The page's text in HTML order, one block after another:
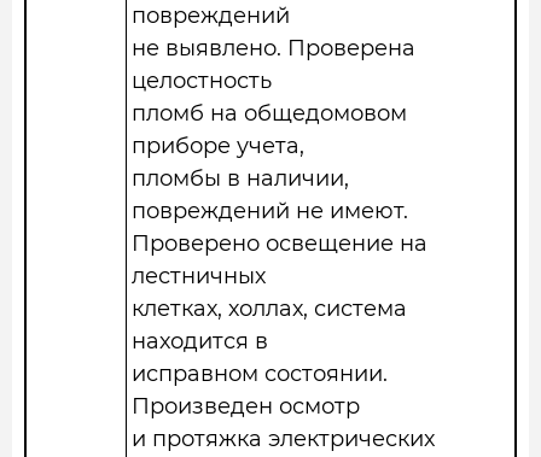
повреждений
не выявлено. Проверена
целостность
пломб на общедомовом
приборе учета,
пломбы в наличии,
повреждений не имеют.
Проверено освещение на
лестничных
клетках, холлах, система
находится в
исправном состоянии.
Произведен осмотр
и протяжка электрических